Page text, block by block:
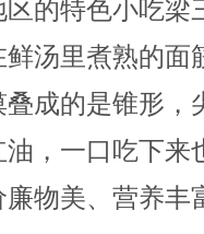
的特色小吃梁
汤里煮熟的面
成的是锥形，
，一口吃下来
物美、营养丰